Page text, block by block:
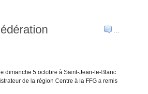
…
dimanche 5 octobre à Saint-Jean-le-Blanc
de la région Centre à la FFG a remis